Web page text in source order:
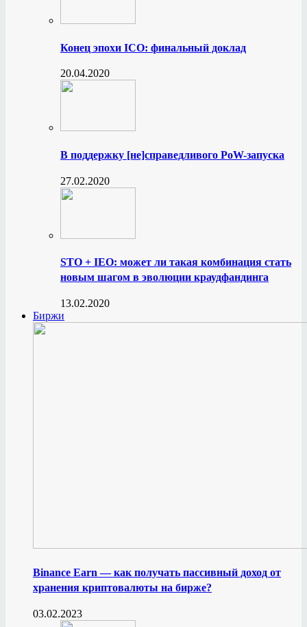
Конец эпохи ICO: финальный доклад
20.04.2020
В поддержку [не]справедливого PoW-запуска
27.02.2020
STO + IEO: может ли такая комбинация стать
новым шагом в эволюции краудфандинга
13.02.2020
Биржи
Binance Earn — как получать пассивный доход от
хранения криптовалюты на бирже?
03.02.2023